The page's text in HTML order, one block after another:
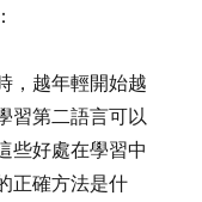
，越年輕開始越
習第二語言可以
些好處在學習中
正確方法是什